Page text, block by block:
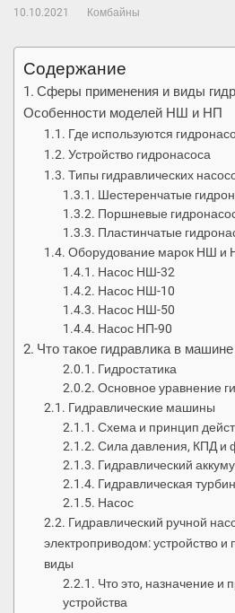
10.10.2021 Комбайны
Содержание
Сферы применения и виды
Особенности моделей НШ и НП
Где используются
Устройство гидронасоса
Типы гидравлических
Шестеренчатые
Поршневые
Пластинчатые
Оборудование марок НШ и
Насос НШ-32
Насос НШ-10
Насос НШ-50
Насос НП-90
Что такое гидравлика в машине
Гидростатика
Основное уравнение
Гидравлические машины
Схема и принцип
Сила давления, КПД
Гидравлический
Гидравлическая
Насос
Гидравлический ручной
электроприводом: устройство
виды
Что это, назначение и
устройства